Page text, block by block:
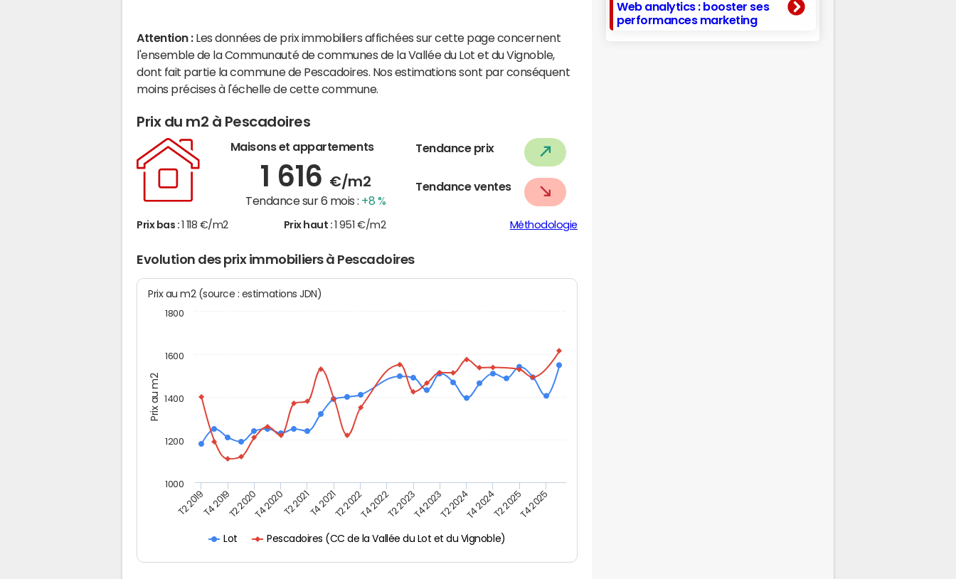
Attention : Les données de prix immobiliers affichées sur cette page concernent
l'ensemble de la Communauté de communes de la Vallée du Lot et du Vignoble,
dont fait partie la commune de Pescadoires. Nos estimations sont par conséquent
moins précises à l'échelle de cette commune.
Prix du m2 à Pescadoires
Maisons et appartements
1 616 €/m2
Tendance sur 6 mois : +8 %
Tendance prix
Tendance ventes
Prix bas : 1 118 €/m2 Prix haut : 1 951 €/m2 Méthodologie
Evolution des prix immobiliers à Pescadoires
Prix au m2
Prix au m2 (source : estimations JDN)
Lot Pescadoires (CC de la Vallée du Lot et du Vignoble)
T2 2019T4 2019T2 2020T4 2020T2 2021T4 2021T2 2022T4 2022T2 2023T4 2023T2 2024T4 2024T2 2025T4 2025
1000
1200
1400
1600
1800
Web analytics : booster ses
performances marketing